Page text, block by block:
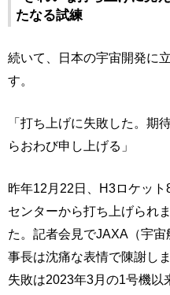
たなる試練
続いて、日本の宇宙開発に
す。
「打ち上げに失敗した。期
らおわび申し上げる」
昨年12月22日、H3ロケッ
センターから打ち上げられ
た。記者会見でJAXA（宇
事長は沈痛な表情で陳謝し
失敗は2023年3月の1号機以